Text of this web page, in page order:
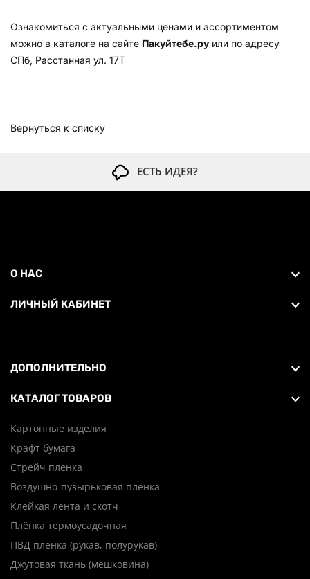
Ознакомиться с актуальными ценами и ассортиментом
можно в каталоге на сайте Пакуйтебе.ру или по адресу
СПб, Расстанная ул. 17Т
Вернуться к списку
ЕСТЬ ИДЕЯ?
О НАС
ЛИЧНЫЙ КАБИНЕТ
ДОПОЛНИТЕЛЬНО
КАТАЛОГ ТОВАРОВ
Картонные изделия
Крафт бумага
Стрейч пленка
Воздушно-пузырьковая пленка
Клейкая лента и скотч
Плёнка термоусадочная
ПВД пленка (рукав, полурукав)
Джутовая ткань (мешковина)